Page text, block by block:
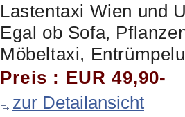
Lastentaxi Wien und
Egal ob Sofa,
Möbeltaxi,
Preis : EUR 49,90-
zur Detailansicht